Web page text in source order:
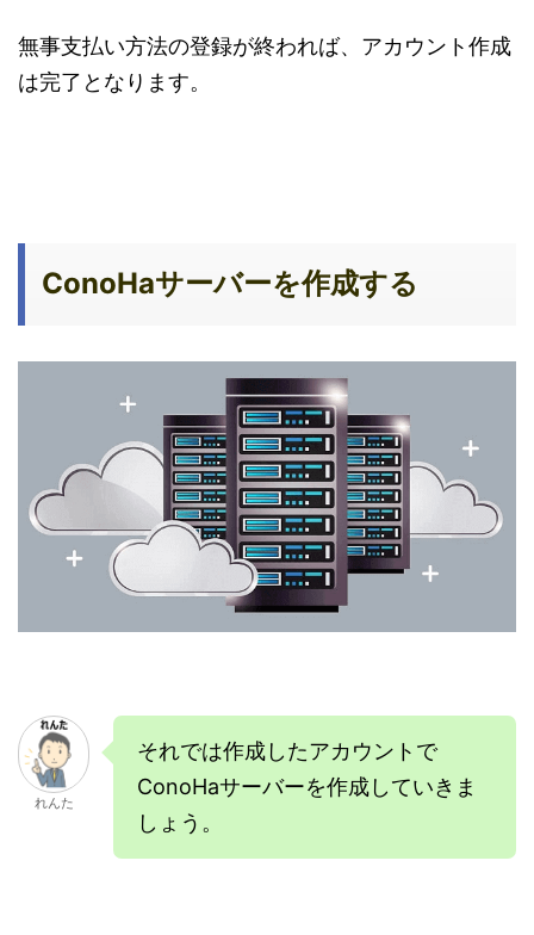
無事支払い方法の登録が終われば、アカウント作成
は完了となります。
ConoHaサーバーを作成する
れんた
それでは作成したアカウントで
ConoHaサーバーを作成していきま
しょう。